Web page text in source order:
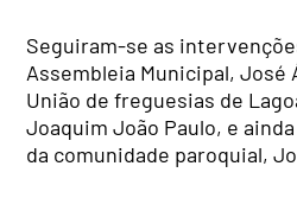
Seguiram-se as
Assembleia Municipal, José
União de freguesias de
Joaquim João Paulo, e
da comunidade paroquial,